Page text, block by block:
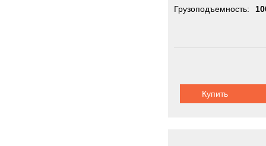
Грузоподъемность:
Купить